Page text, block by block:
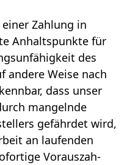
Zahlung in
Anhaltspunkte für
des
andere Weise nach
dass unser
mangelnde
gefährdet wird,
an laufenden
Vorauszah-